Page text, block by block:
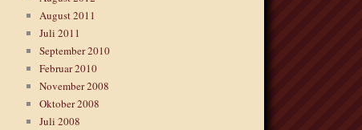
August 2011
Juli 2011
September 2010
Februar 2010
November 2008
Oktober 2008
Juli 2008